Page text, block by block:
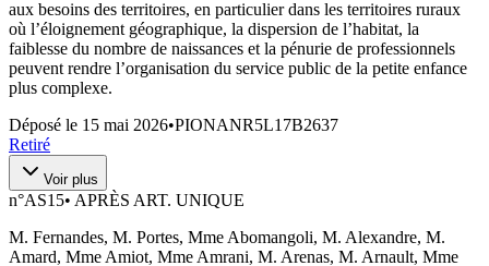
aux besoins des territoires, en particulier dans les territoires ruraux
où l’éloignement géographique, la dispersion de l’habitat, la
faiblesse du nombre de naissances et la pénurie de professionnels
peuvent rendre l’organisation du service public de la petite enfance
plus complexe.
Déposé le 15 mai 2026•PIONANR5L17B2637
Retiré
Voir plus
n°AS15• APRÈS ART. UNIQUE
M. Fernandes, M. Portes, Mme Abomangoli, M. Alexandre, M.
Amard, Mme Amiot, Mme Amrani, M. Arenas, M. Arnault, Mme